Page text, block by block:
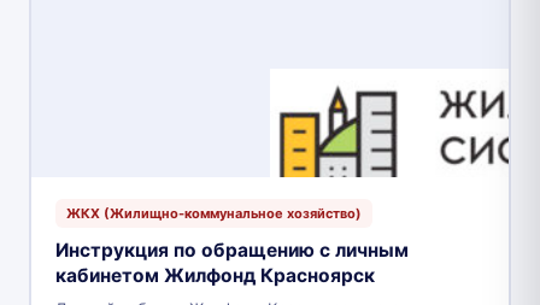
ЖКХ (Жилищно-коммунальное хозяйство)
Инструкция по обращению с личным
кабинетом Жилфонд Красноярск